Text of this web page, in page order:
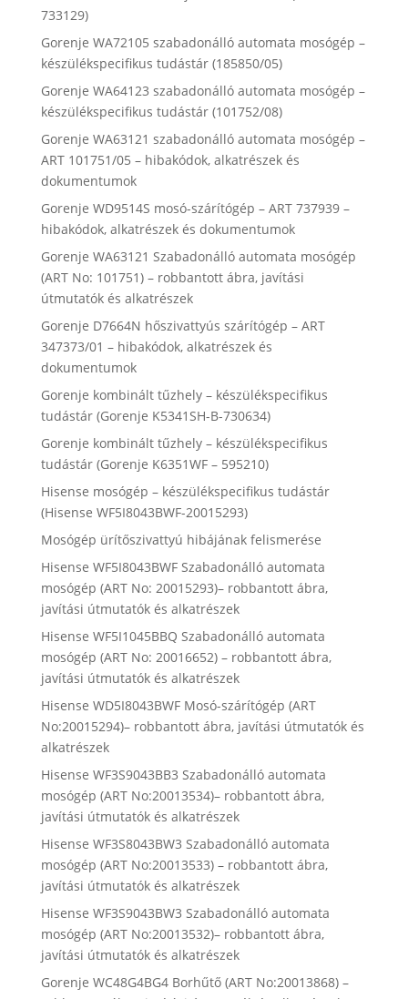
733129)
Gorenje WA72105 szabadonálló automata mosógép –
készülékspecifikus tudástár (185850/05)
Gorenje WA64123 szabadonálló automata mosógép –
készülékspecifikus tudástár (101752/08)
Gorenje WA63121 szabadonálló automata mosógép –
ART 101751/05 – hibakódok, alkatrészek és
dokumentumok
Gorenje WD9514S mosó-szárítógép – ART 737939 –
hibakódok, alkatrészek és dokumentumok
Gorenje WA63121 Szabadonálló automata mosógép
(ART No: 101751) – robbantott ábra, javítási
útmutatók és alkatrészek
Gorenje D7664N hőszivattyús szárítógép – ART
347373/01 – hibakódok, alkatrészek és
dokumentumok
Gorenje kombinált tűzhely – készülékspecifikus
tudástár (Gorenje K5341SH-B-730634)
Gorenje kombinált tűzhely – készülékspecifikus
tudástár (Gorenje K6351WF – 595210)
Hisense mosógép – készülékspecifikus tudástár
(Hisense WF5I8043BWF-20015293)
Mosógép ürítőszivattyú hibájának felismerése
Hisense WF5I8043BWF Szabadonálló automata
mosógép (ART No: 20015293)– robbantott ábra,
javítási útmutatók és alkatrészek
Hisense WF5I1045BBQ Szabadonálló automata
mosógép (ART No: 20016652) – robbantott ábra,
javítási útmutatók és alkatrészek
Hisense WD5I8043BWF Mosó-szárítógép (ART
No:20015294)– robbantott ábra, javítási útmutatók és
alkatrészek
Hisense WF3S9043BB3 Szabadonálló automata
mosógép (ART No:20013534)– robbantott ábra,
javítási útmutatók és alkatrészek
Hisense WF3S8043BW3 Szabadonálló automata
mosógép (ART No:20013533) – robbantott ábra,
javítási útmutatók és alkatrészek
Hisense WF3S9043BW3 Szabadonálló automata
mosógép (ART No:20013532)– robbantott ábra,
javítási útmutatók és alkatrészek
Gorenje WC48G4BG4 Borhűtő (ART No:20013868) –